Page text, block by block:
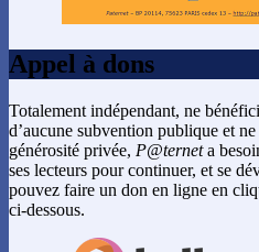
Appel à dons
Totalement indépendant, ne
d’aucune subvention publique et
générosité privée, P@terneta
ses lecteurs pour continuer, et se
pouvez faire un don en ligne en
ci-dessous.